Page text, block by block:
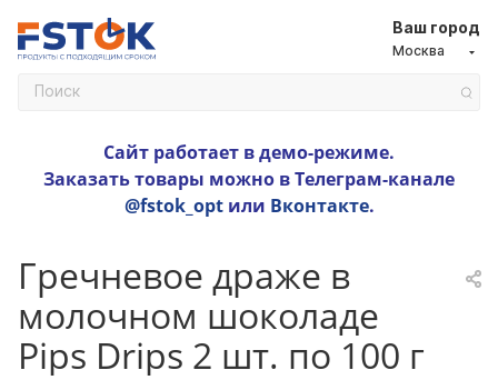
Ваш город
Москва
Сайт работает в демо-режиме.
Заказать товары можно в Телеграм-канале
@fstok_optили Вконтакте.
Гречневое драже в
молочном шоколаде
Pips Drips 2 шт. по 100 г